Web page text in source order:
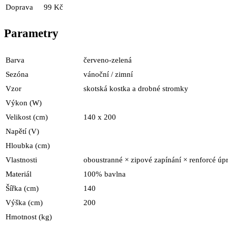
Doprava 99 Kč
Parametry
Barva
červeno-zelená
Sezóna
vánoční / zimní
Vzor
skotská kostka a drobné stromky
Výkon (W)
Velikost (cm)
140 x 200
Napětí (V)
Hloubka (cm)
Vlastnosti
oboustranné × zipové zapínání × renforcé
Materiál
100% bavlna
Šířka (cm)
140
Výška (cm)
200
Hmotnost (kg)